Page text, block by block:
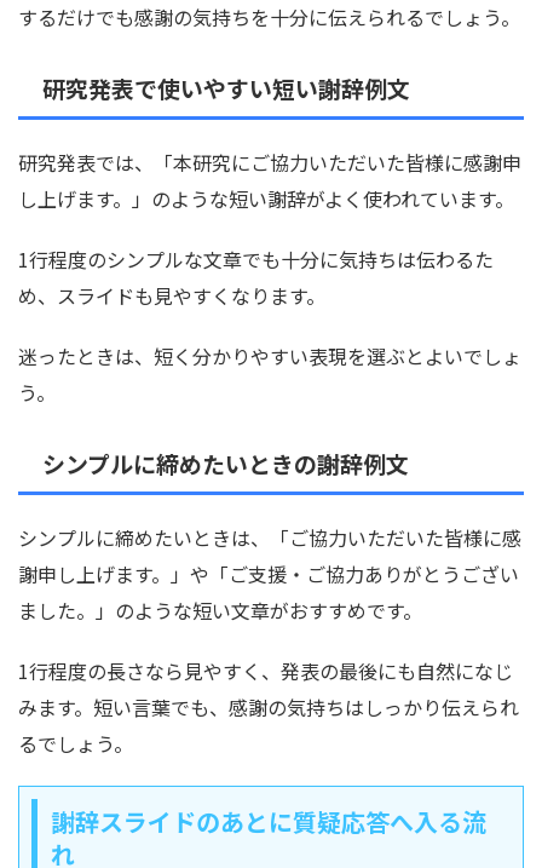
するだけでも感謝の気持ちを十分に伝えられるでしょう。
研究発表で使いやすい短い謝辞例文
研究発表では、「本研究にご協力いただいた皆様に感謝申
し上げます。」のような短い謝辞がよく使われています。
1行程度のシンプルな文章でも十分に気持ちは伝わるた
め、スライドも見やすくなります。
迷ったときは、短く分かりやすい表現を選ぶとよいでしょ
う。
シンプルに締めたいときの謝辞例文
シンプルに締めたいときは、「ご協力いただいた皆様に感
謝申し上げます。」や「ご支援・ご協力ありがとうござい
ました。」のような短い文章がおすすめです。
1行程度の長さなら見やすく、発表の最後にも自然になじ
みます。短い言葉でも、感謝の気持ちはしっかり伝えられ
るでしょう。
謝辞スライドのあとに質疑応答へ入る流
れ